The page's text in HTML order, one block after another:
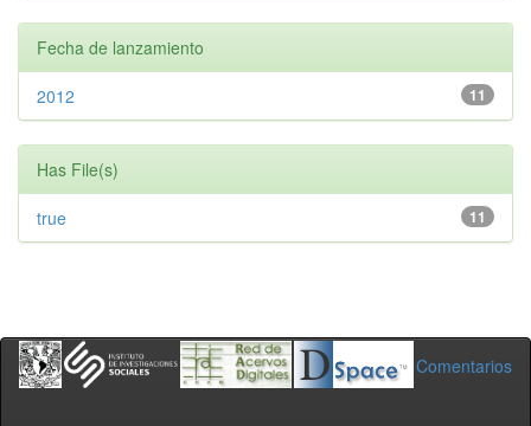
Fecha de lanzamiento
11
2012
Has File(s)
11
true
Comentarios